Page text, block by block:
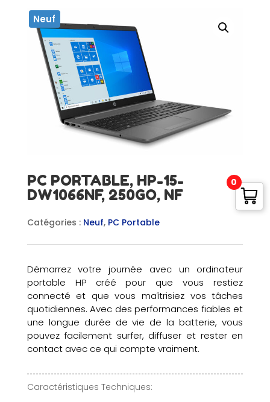
Neuf
PC PORTABLE, HP-15-
DW1066NF, 250GO, NF
Catégories : Neuf, PC Portable
Démarrez votre journée avec un ordinateur
portable HP créé pour que vous restiez
connecté et que vous maîtrisiez vos tâches
quotidiennes. Avec des performances fiables et
une longue durée de vie de la batterie, vous
pouvez facilement surfer, diffuser et rester en
contact avec ce qui compte vraiment.
Caractéristiques Techniques:
0